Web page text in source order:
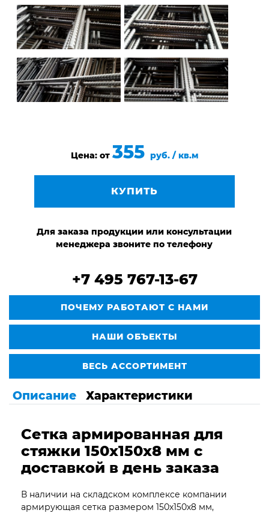
Цена: от 355 руб. / кв.м
КУПИТЬ
Для заказа продукции или консультации
менеджера звоните по телефону
+7 495 767-13-67
ПОЧЕМУ РАБОТАЮТ С НАМИ
НАШИ ОБЪЕКТЫ
ВЕСЬ АССОРТИМЕНТ
Описание Характеристики
Сетка армированная для
стяжки 150х150х8 мм с
доставкой в день заказа
В наличии на складском комплексе компании
армирующая сетка размером 150х150х8 мм,